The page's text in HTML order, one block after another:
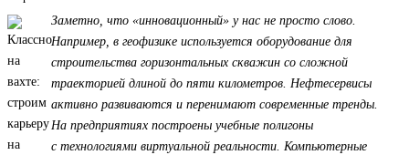
Заметно, что «инновационный» у нас не просто слово.
Например, в геофизике используется оборудование для
строительства горизонтальных скважин со сложной
траекторией длиной до пяти километров. Нефтесервисы
активно развиваются и перенимают современные тренды.
На предприятиях построены учебные полигоны
с технологиями виртуальной реальности. Компьютерные